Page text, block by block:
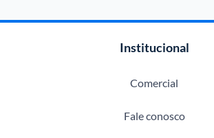
Institucional
Comercial
Fale conosco